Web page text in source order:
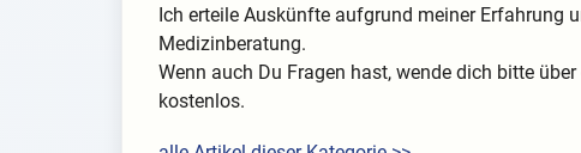
Ich erteile Auskünfte aufgrund meiner Erfahrung
Medizinberatung.
Wenn auch Du Fragen hast, wende dich bitte
kostenlos.